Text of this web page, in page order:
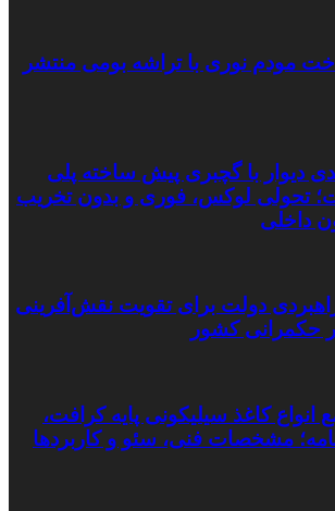
مودم نوری با تراشه بومی منتشر
دیوار با گچبری پیش ساخته پلی
تحولی لوکس، فوری و بدون تخریب
داخلی
دولت برای تقویت نقش‌آفرینی
حکمرانی کشور
انواع کاغذ سیلیکونی پایه کرافت،
مشخصات فنی، سئو و کاربردها